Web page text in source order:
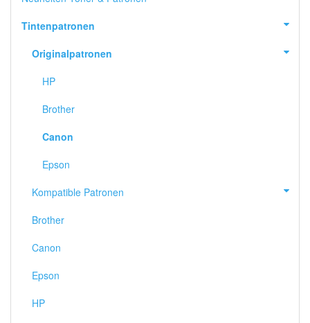
Tintenpatronen
Originalpatronen
HP
Brother
Canon
Epson
Kompatible Patronen
Brother
Canon
Epson
HP